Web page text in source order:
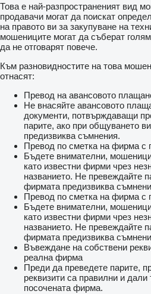
Това е най-разпространеният вид
продавачи могат да поискат
на правото ви за закупуване на
мошениците могат да съберат
да не отговарят повече.
Към разновидностите на това
отнасят:
Превод на авансовото
Не внасяйте авансовото
документи, потвърждаващи
парите, ако при общуването
предизвиква съмнения.
Превод по сметка на фирма с
Бъдете внимателни,
като известни фирми чрез
названието. Не превеждайте
фирмата предизвиква
Превод по сметка на фирма с
Бъдете внимателни,
като известни фирми чрез
названието. Не превеждайте
фирмата предизвиква
Въвеждане на собствени
реална фирма
Преди да преведете парите,
реквизити са правилни и дали
посочената фирма.